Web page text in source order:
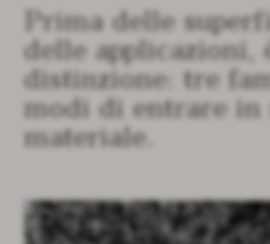
Prima delle
delle applicazioni,
distinzione: tre
modi di entrare in
materiale.